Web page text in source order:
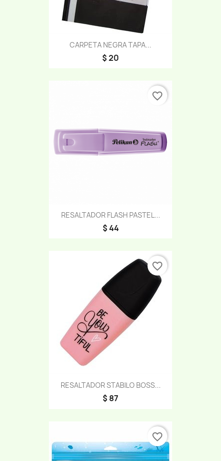
CARPETA NEGRA TAPA...
$ 20
RESALTADOR FLASH PASTEL...
$ 44
favorite_border
RESALTADOR STABILO BOSS...
$ 87
favorite_border
favorite_border